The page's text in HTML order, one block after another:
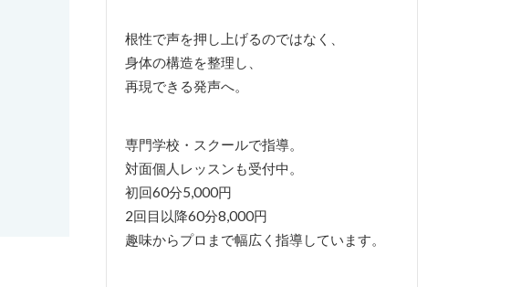
根性で声を押し上げるのではなく、
身体の構造を整理し、
再現できる発声へ。
専門学校・スクールで指導。
対面個人レッスンも受付中。
初回60分5,000円
2回目以降60分8,000円
趣味からプロまで幅広く指導しています。